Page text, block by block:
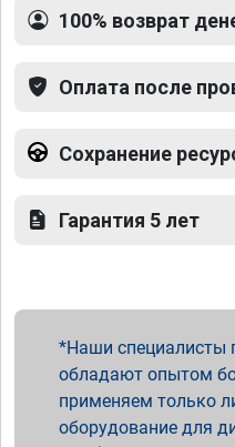
100% возврат
Оплата после
Сохранение
Гарантия 5 лет
Наши специалисты
обладают опытом
применяем только
оборудование для